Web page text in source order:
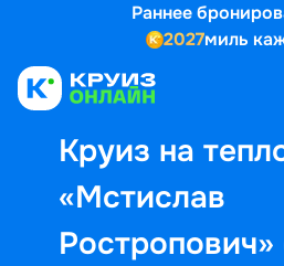
Раннее
2027миль
Круиз на
«Мстислав
Выбор